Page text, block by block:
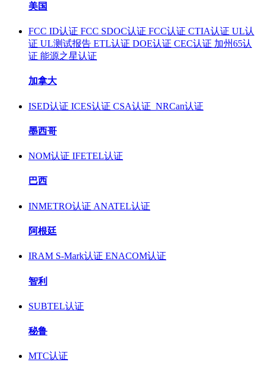
美国
FCC ID认证 FCC SDOC认证 FCC认证 CTIA认证 UL认
证 UL测试报告 ETL认证 DOE认证 CEC认证 加州65认
证 能源之星认证
加拿大
ISED认证 ICES认证 CSA认证 NRCan认证
墨西哥
NOM认证 IFETEL认证
巴西
INMETRO认证 ANATEL认证
阿根廷
IRAM S-Mark认证 ENACOM认证
智利
SUBTEL认证
秘鲁
MTC认证